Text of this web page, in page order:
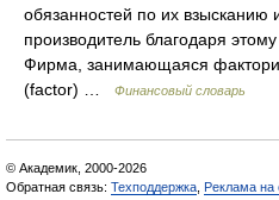
обязанностей по их взысканию
производитель благодаря
Фирма, занимающаяся
(factor) …
Финансовый словарь
© Академик, 2000-2026
Обратная связь: Техподдержка Реклама на